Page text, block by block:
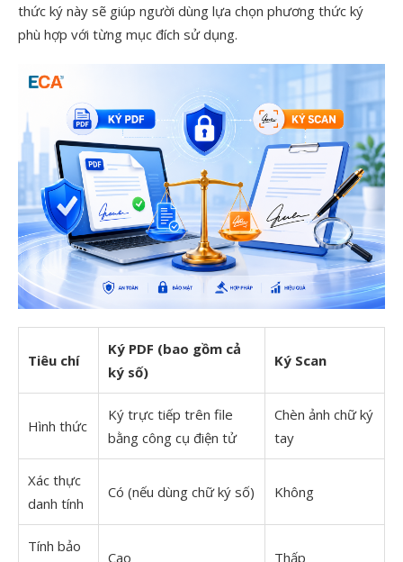
thức ký này sẽ giúp người dùng lựa chọn phương thức ký
phù hợp với từng mục đích sử dụng.
Tiêu chí
Ký PDF (bao gồm cả
ký số)
Ký Scan
Hình thức
Ký trực tiếp trên file
bằng công cụ điện tử
Chèn ảnh chữ ký
tay
Xác thực
danh tính
Có (nếu dùng chữ ký số) Không
Tính bảo
Cao Thấp